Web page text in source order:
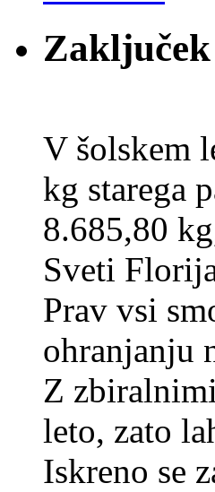
V šolskem
kg starega
8.685,80
Sveti
Prav vsi
ohranjanju
Z
leto, zato
Iskreno se